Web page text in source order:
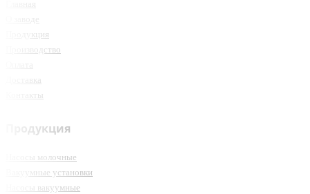
Главная
О заводе
Продукция
Производство
Доставка
Контакты
Продукция
Насосы молочные
Вакуумные установки
Насосы вакуумные